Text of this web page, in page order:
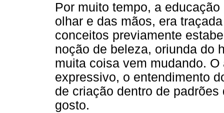
Por muito tempo, a
olhar e das mãos, era
conceitos previamente
noção de beleza, oriunda do
muita coisa vem mudando.
expressivo, o entendimento
de criação dentro de
gosto.